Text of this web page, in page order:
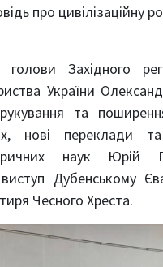
про цивілізаційну
Західного
України
та
нові переклади
наук Юрій
Дубенському
Чесного Хреста.